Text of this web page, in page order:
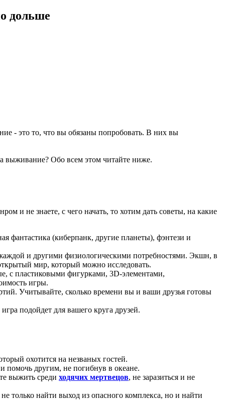
дольше
- это то, что вы обязаны попробовать. В них вы
выживание? Обо всем этом читайте ниже.
и не знаете, с чего начать, то хотим дать советы, на какие
фантастика (киберпанк, другие планеты), фэнтези и
и другими физиологическими потребностями. Экшн, в
мир, который можно исследовать.
с пластиковыми фигурками, 3D-элементами,
игры.
Учитывайте, сколько времени вы и ваши друзья готовы
подойдет для вашего круга друзей.
охотится на незваных гостей.
помочь другим, не погибнув в океане.
выжить среди ходячих мертвецов, не заразиться и не
только найти выход из опасного комплекса, но и найти